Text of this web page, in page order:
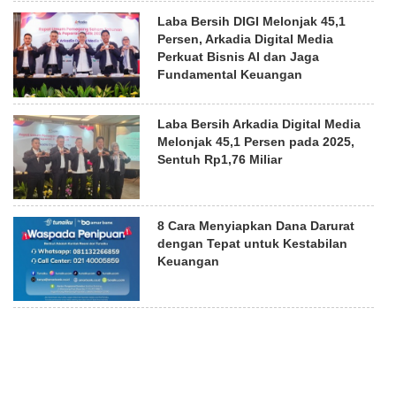
Laba Bersih DIGI Melonjak 45,1
Persen, Arkadia Digital Media
Perkuat Bisnis AI dan Jaga
Fundamental Keuangan
Laba Bersih Arkadia Digital Media
Melonjak 45,1 Persen pada 2025,
Sentuh Rp1,76 Miliar
8 Cara Menyiapkan Dana Darurat
dengan Tepat untuk Kestabilan
Keuangan